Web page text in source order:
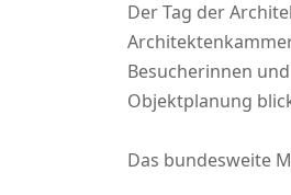
Der Tag der
Besucherinnen
Objektplanung
Das bundesweite